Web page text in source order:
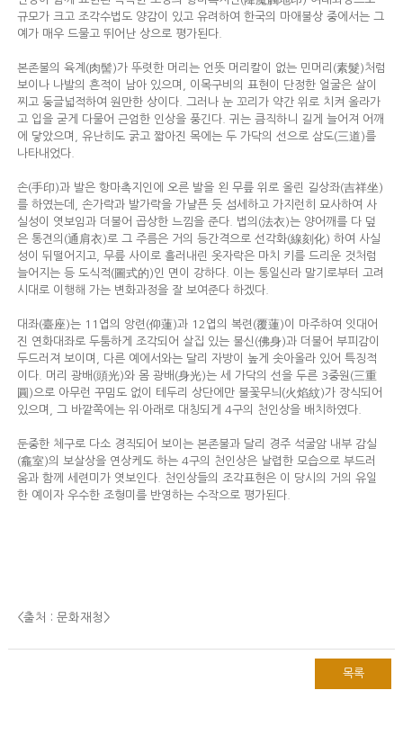
규모가 크고 조각수법도 양감이 있고 유려하여 한국의 마애불상 중에서는 그
예가 매우 드물고 뛰어난 상으로 평가된다.
본존불의 육계(肉髻)가 뚜렷한 머리는 언뜻 머리칼이 없는 민머리(素髮)처럼
보이나 나발의 흔적이 남아 있으며, 이목구비의 표현이 단정한 얼굴은 살이
찌고 둥글넓적하여 원만한 상이다. 그러나 눈 꼬리가 약간 위로 치켜 올라가
고 입을 굳게 다물어 근엄한 인상을 풍긴다. 귀는 큼직하니 길게 늘어져 어깨
에 닿았으며, 유난히도 굵고 짧아진 목에는 두 가닥의 선으로 삼도(三道)를
나타내었다.
손(手印)과 발은 항마촉지인에 오른 발을 왼 무릎 위로 올린 길상좌(吉祥坐)
를 하였는데, 손가락과 발가락을 가냘픈 듯 섬세하고 가지런히 묘사하여 사
실성이 엿보임과 더불어 곱상한 느낌을 준다. 법의(法衣)는 양어깨를 다 덮
은 통견의(通肩衣)로 그 주름은 거의 등간격으로 선각화(線刻化) 하여 사실
성이 뒤떨어지고, 무릎 사이로 흘러내린 옷자락은 마치 키를 드리운 것처럼
늘어지는 등 도식적(圖式的)인 면이 강하다. 이는 통일신라 말기로부터 고려
시대로 이행해 가는 변화과정을 잘 보여준다 하겠다.
대좌(臺座)는 11엽의 앙련(仰蓮)과 12엽의 복련(覆蓮)이 마주하여 잇대어
진 연화대좌로 두툼하게 조각되어 살집 있는 불신(佛身)과 더불어 부피감이
두드러져 보이며, 다른 예에서와는 달리 자방이 높게 솟아올라 있어 특징적
이다. 머리 광배(頭光)와 몸 광배(身光)는 세 가닥의 선을 두른 3중원(三重
圓)으로 아무런 꾸밈도 없이 테두리 상단에만 불꽃무늬(火焰紋)가 장식되어
있으며, 그 바깥쪽에는 위·아래로 대칭되게 4구의 천인상을 배치하였다.
둔중한 체구로 다소 경직되어 보이는 본존불과 달리 경주 석굴암 내부 감실
(龕室)의 보살상을 연상케도 하는 4구의 천인상은 날렵한 모습으로 부드러
움과 함께 세련미가 엿보인다. 천인상들의 조각표현은 이 당시의 거의 유일
한 예이자 우수한 조형미를 반영하는 수작으로 평가된다.
<출처 : 문화재청 >
목록